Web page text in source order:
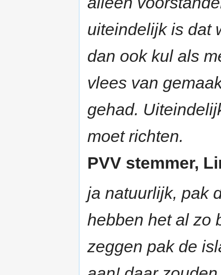
uiteindelijk is dat
dan ook kul als
vlees van
gehad.
moet richten.
PVV stemmer,
ja natuurlijk, pak
hebben het al zo
zeggen pak de